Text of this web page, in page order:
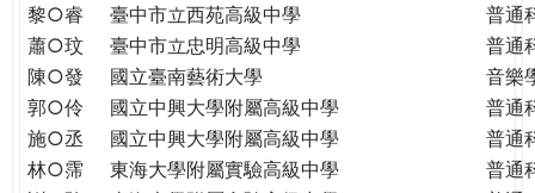
WAGOR
TODAY
THE
WORLD
TOMORROW
PUTTING
YOU
黎○睿
臺中市立西苑高級中學
普通
蕭○玟
臺中市立忠明高級中學
普通
陳○發
國立臺南藝術大學
音樂
郭○伶
國立中興大學附屬高級中學
普通
施○丞
國立中興大學附屬高級中學
普通
林○霈
東海大學附屬實驗高級中學
普通